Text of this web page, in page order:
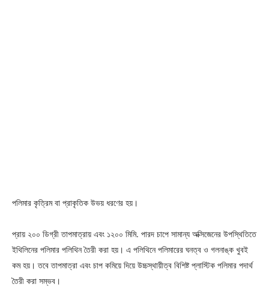
পলিমার কৃত্রিম বা প্রাকৃতিক উভয় ধরণের হয়।
প্রায় ২০০ ডিগ্রী তাপমাত্রায় এবং ১২০০ মিমি. পারদ চাপে সামান্য অক্সিজেনের উপস্থিতিতে
ইথিলিনের পলিমার পলিথিন তৈরী করা হয়। এ পলিথিনে পলিমারের ঘনত্ব ও গলনাঙ্ক খুবই
কম হয়। তবে তাপমাত্রা এবং চাপ কমিয়ে দিয়ে উচ্চস্থায়ীত্ব বিশিষ্ট প্লাস্টিক পলিমার পদার্থ
তৈরী করা সম্ভব।